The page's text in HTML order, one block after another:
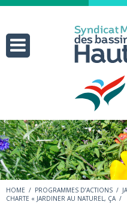
HOME / PROGRAMMES D’ACTIONS /
CHARTE « JARDINER AU NATUREL, ÇA /